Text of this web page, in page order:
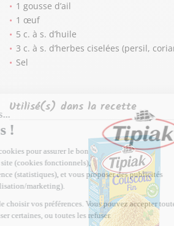
1 gousse d’ail
1 œuf
5 c. à s. d’huile
3 c. à s. d’herbes ciselées (persil,
Sel
Utilisé(s) dans la recette